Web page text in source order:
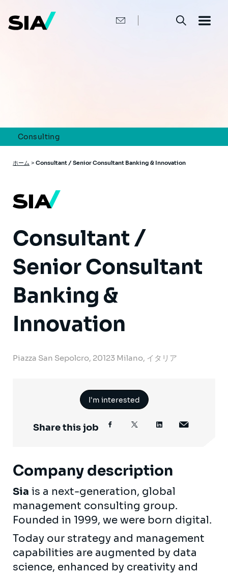
Consulting
パ
ず
ホーム > Consultant / Senior Consultant Banking & Innovation
Consultant /
Senior Consultant
Banking &
Innovation
Piazza San Sepolcro, 20123 Milano, イタリア
I'm interested
Share this job
Company description
Sia is a next-generation, global
management consulting group.
Founded in 1999, we were born digital.
Today our strategy and management
capabilities are augmented by data
science, enhanced by creativity and